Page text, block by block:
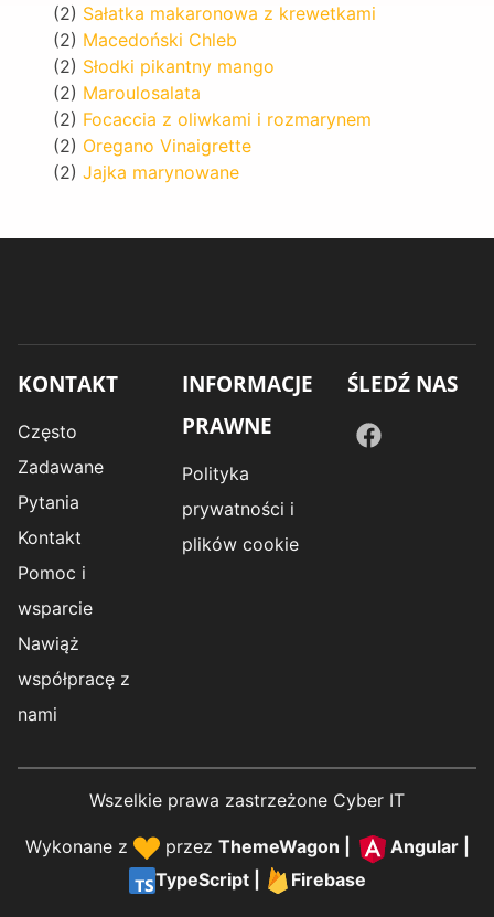
(2) Sałatka makaronowa z krewetkami
(2) Macedoński Chleb
(2) Słodki pikantny mango
(2) Maroulosalata
(2) Focaccia z oliwkami i rozmarynem
(2) Oregano Vinaigrette
(2) Jajka marynowane
KONTAKT
Często
Zadawane
Pytania
Kontakt
Pomoc i
wsparcie
Nawiąż
współpracę z
nami
INFORMACJE
PRAWNE
Polityka
prywatności i
plików cookie
ŚLEDŹ NAS
Wszelkie prawa zastrzeżone Cyber IT
Wykonane z przez ThemeWagon Angular|
TypeScript| Firebase